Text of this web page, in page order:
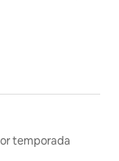
temporada